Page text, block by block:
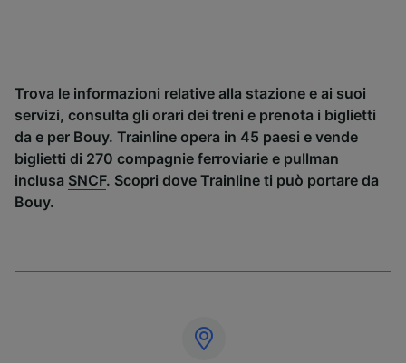
Trova le informazioni relative alla stazione e ai suoi
servizi, consulta gli orari dei treni e prenota i biglietti
da e per Bouy. Trainline opera in 45 paesi e vende
biglietti di 270 compagnie ferroviarie e pullman
inclusa SNCF. Scopri dove Trainline ti può portare da
Bouy.